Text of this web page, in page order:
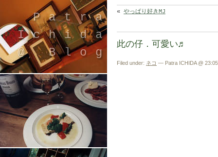
Patra
Ichida
@ Blog
引退したスタイリストの隠居ブログ
« やっぱり好きMJ
此の仔．可愛い♬
Filed under: ネコ — Patra ICHIDA @